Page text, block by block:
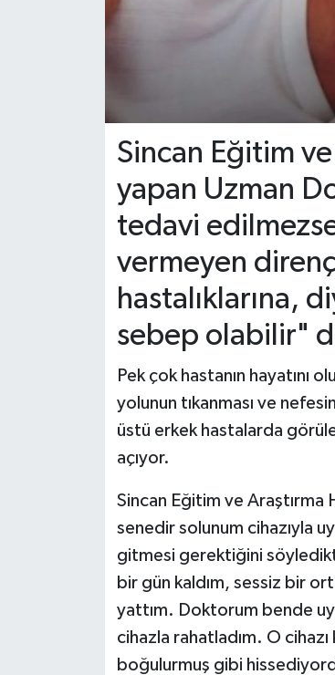
Sincan Eğitim
yapan Uzman
tedavi
vermeyen
hastalıklarına,
sebep olabilir"
Pek çok hastanın hayatını
yolunun tıkanması ve
üstü erkek hastalarda
açıyor.
Sincan Eğitim ve Araştırma
senedir solunum cihazıyla
gitmesi gerektiğini
bir gün kaldım, sessiz bir
yattım. Doktorum bende
cihazla rahatladım. O
boğulurmuş gibi